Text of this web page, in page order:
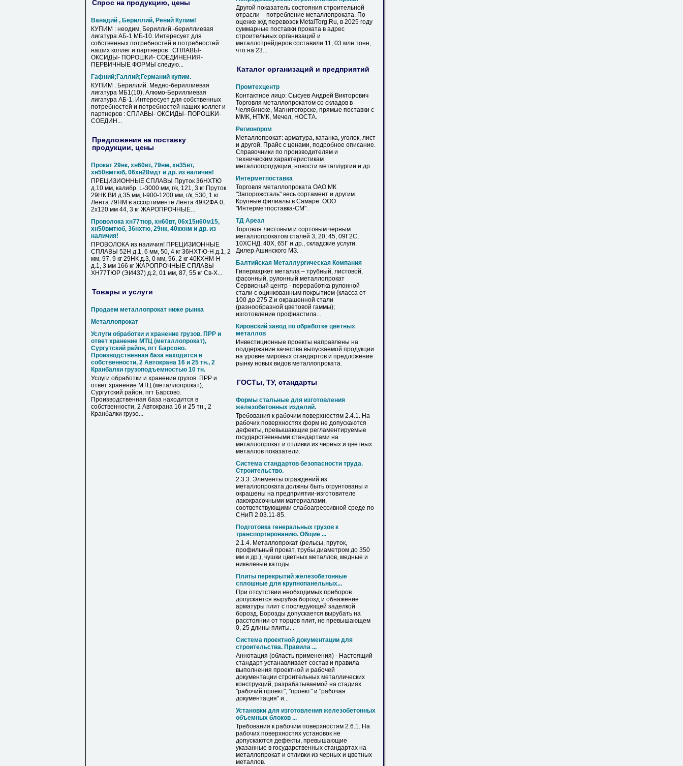
Спрос на продукцию, цены
Ванадий , Бериллий, Рений Купим!
КУПИМ : неодим, Бериллий.-бериллиевая
лигатура АБ-1 МБ-10. Интересует для
собственных потребностей и потребностей
наших коллег и партнеров : СПЛАВЫ-
ОКСИДЫ- ПОРОШКИ- СОЕДИНЕНИЯ-
ПЕРВИЧНЫЕ ФОРМЫ следую...
Гафний;Галлий;Германий купим.
КУПИМ : Бериллий. Медно-бериллиевая
лигатура МБ1(10), Алюмо-Бериллиевая
лигатура АБ-1. Интересует для собственных
потребностей и потребностей наших коллег и
партнеров : СПЛАВЫ- ОКСИДЫ- ПОРОШКИ-
СОЕДИН...
Предложения на поставку
продукции, цены
Прокат 29нк, хн60вт, 79нм, хн35вт,
хн50вмтюб, 06хн28мдт и др. из наличия!
ПРЕЦИЗИОННЫЕ СПЛАВЫ Пруток 36НХТЮ
д.10 мм, калибр. L-3000 мм, г/к, 121, 3 кг Пруток
29НК ВИ д.35 мм, l-900-1200 мм, г/к, 530, 1 кг
Лента 79НМ в ассортименте Лента 49К2ФА 0,
2х120 мм 44, 3 кг ЖАРОПРОЧНЫЕ...
Проволока хн77тюр, хн60вт, 06х15н60м15,
хн50вмтюб, 36нхтю, 29нк, 40кхнм и др. из
наличия!
ПРОВОЛОКА из наличия! ПРЕЦИЗИОННЫЕ
СПЛАВЫ 52Н д.1, 6 мм, 50, 4 кг 36НХТЮ-Н д.1, 2
мм, 97, 9 кг 29НК д.3, 0 мм, 96, 2 кг 40КХНМ-Н
д.1, 3 мм 166 кг ЖАРОПРОЧНЫЕ СПЛАВЫ
ХН77ТЮР (ЭИ437) д.2, 01 мм, 87, 55 кг Св-Х...
Товары и услуги
Продаем металлопрокат ниже рынка
Металлопрокат
Услуги обработки и хранение грузов. ПРР и
ответ хранение МТЦ (металлопрокат),
Сургутский район, пгт Барсово.
Производственная база находится в
собственности, 2 Автокрана 16 и 25 тн., 2
Кранбалки грузоподъемностью 10 тн.
Услуги обработки и хранение грузов. ПРР и
ответ хранение МТЦ (металлопрокат),
Сургутский район, пгт Барсово.
Производственная база находится в
собственности, 2 Автокрана 16 и 25 тн., 2
Кранбалки грузо...
Другой показатель состояния строительной
отрасли – потребление металлопроката. По
оценке ж/д перевозок MetalTorg.Ru, в 2025 году
суммарные поставки проката в адрес
строительных организаций и
металлотрейдеров составили 11, 03 млн тонн,
что на 23...
Каталог организаций и предприятий
Промтехцентр
Контактное лицо: Cысуев Андрей Викторович
Торговля металлопрокатом со складов в
Челябинске, Магнитогорске, прямые поставки с
ММК, НТМК, Мечел, НОСТА.
Регионпром
Металлопрокат: арматура, катанка, уголок, лист
и другой. Прайс с ценами, подробное описание.
Справочники по производителям и
техническим характеристикам
металлопродукции, новости металлургии и др.
Интерметпоставка
Торговля металлопроката ОАО МК
"Запорожсталь" весь сортамент и другим.
Крупные филиалы в Самаре: ООО
"Интерметпоставка-СМ".
ТД Ареал
Торговля листовым и сортовым черным
металлопрокатом сталей 3, 20, 45, 09Г2С,
10ХСНД, 40Х, 65Г и др., складские услуги.
Дилер Ашинского МЗ.
Балтийская Металлургическая Компания
Гипермаркет металла – трубный, листовой,
фасонный, рулонный металлопрокат
Сервисный центр - переработка рулонной
стали с оцинкованным покрытием (класса от
100 до 275 Z и окрашенной стали
(разнообразной цветовой гаммы);
изготовление профнастила...
Кировский завод по обработке цветных
металлов
Инвестиционные проекты направлены на
поддержание качества выпускаемой продукции
на уровне мировых стандартов и предложение
рынку новых видов металлопроката.
ГОСТы, ТУ, стандарты
Формы стальные для изготовления
железобетонных изделий.
Требования к рабочим поверхностям 2.4.1. На
рабочих поверхностях форм не допускаются
дефекты, превышающие регламентируемые
государственными стандартами на
металлопрокат и отливки из черных и цветных
металлов показатели.
Система стандартов безопасности труда.
Строительство.
2.3.3. Элементы ограждений из
металлопроката должны быть огрунтованы и
окрашены на предприятии-изготовителе
лакокрасочными материалами,
соответствующими слабоагрессивной среде по
СНиП 2.03.11-85.
Подготовка генеральных грузов к
транспортированию. Общие ...
2.1.4. Металлопрокат (рельсы, пруток,
профильный прокат, трубы диаметром до 350
мм и др.), чушки цветных металлов, медные и
никелевые катоды...
Плиты перекрытий железобетонные
сплошные для крупнопанельных...
При отсутствии необходимых приборов
допускается вырубка борозд и обнажение
арматуры плит с последующей заделкой
борозд. Борозды допускается вырубать на
расстоянии от торцов плит, не превышающем
0, 25 длины плиты. .
Система проектной документации для
строительства. Правила ...
Аннотация (область применения) - Настоящий
стандарт устанавливает состав и правила
выполнения проектной и рабочей
документации строительных металлических
конструкций, разрабатываемой на стадиях
"рабочий проект", "проект" и "рабочая
документация" и...
Установки для изготовления железобетонных
объемных блоков ...
Требования к рабочим поверхностям 2.6.1. На
рабочих поверхностях установок не
допускаются дефекты, превышающие
указанные в государственных стандартах на
металлопрокат и отливки из черных и цветных
металлов.